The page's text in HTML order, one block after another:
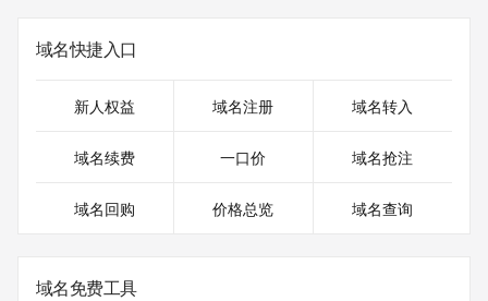
域名快捷入口
新人权益 域名注册 域名转入
域名续费 一口价 域名抢注
域名回购 价格总览 域名查询
域名免费工具